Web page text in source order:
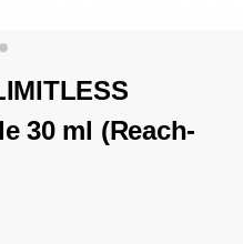
30 ml (Reach-